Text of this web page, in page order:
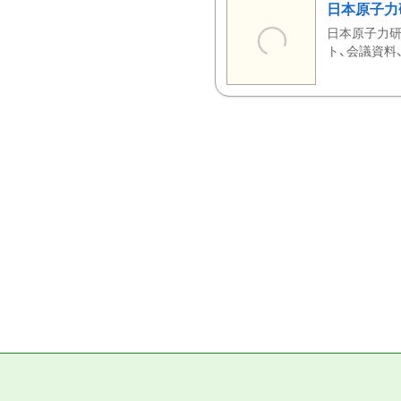
日本原子
日本原子力
ト、会議資